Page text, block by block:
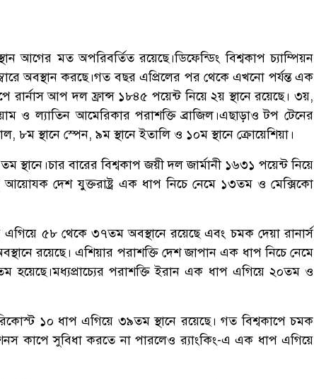
আগের মত অপরিবর্তিত রয়েছে।ডিফেন্ডিং বিশ্বকাপ চ্যাম্পিয়ন
অবস্থান করছে।গত বছর এপ্রিলের পর থেকে এখনো পর্যন্ত এক
রার্নাস আপ দল ফ্রান্স ১৮৪৫ পয়েন্ট নিয়ে ২য় স্থানে রয়েছে। ৩য়,
ও ল্যাতিন আমেরিকার পরাশক্তি ব্রাজিল।এছাড়াও টপ টেনের
৮ম স্থানে স্পেন, ৯ম স্থানে ইতালি ও ১০ম স্থানে ক্রোয়েশিয়া।
বারের বিশ্বকাপ জয়ী দল জার্মানী ১৬৩১ পয়েন্ট নিয়ে
আয়োযক দেশ যুক্তরাষ্ট্র এক ধাপ নিচে নেমে ১৩তম ও মেক্সিকো
৫৮ থেকে ৩৭তম অবস্থানে রয়েছে এবং চমক দেয়া রানার্স
রয়েছে। এশিয়ার পরাশক্তি দেশ জাপান এক ধাপ নিচে নেমে
পরাশক্তি ইরান এক ধাপ এগিয়ে ২০তম ও
১০ ধাপ এগিয়ে ৩৯তম স্থানে রয়েছে। গত বিশ্বকাপে চমক
কাপে সুবিধা করতে না পারলেও র‌্যাংকিং-এ এক ধাপ এগিয়ে